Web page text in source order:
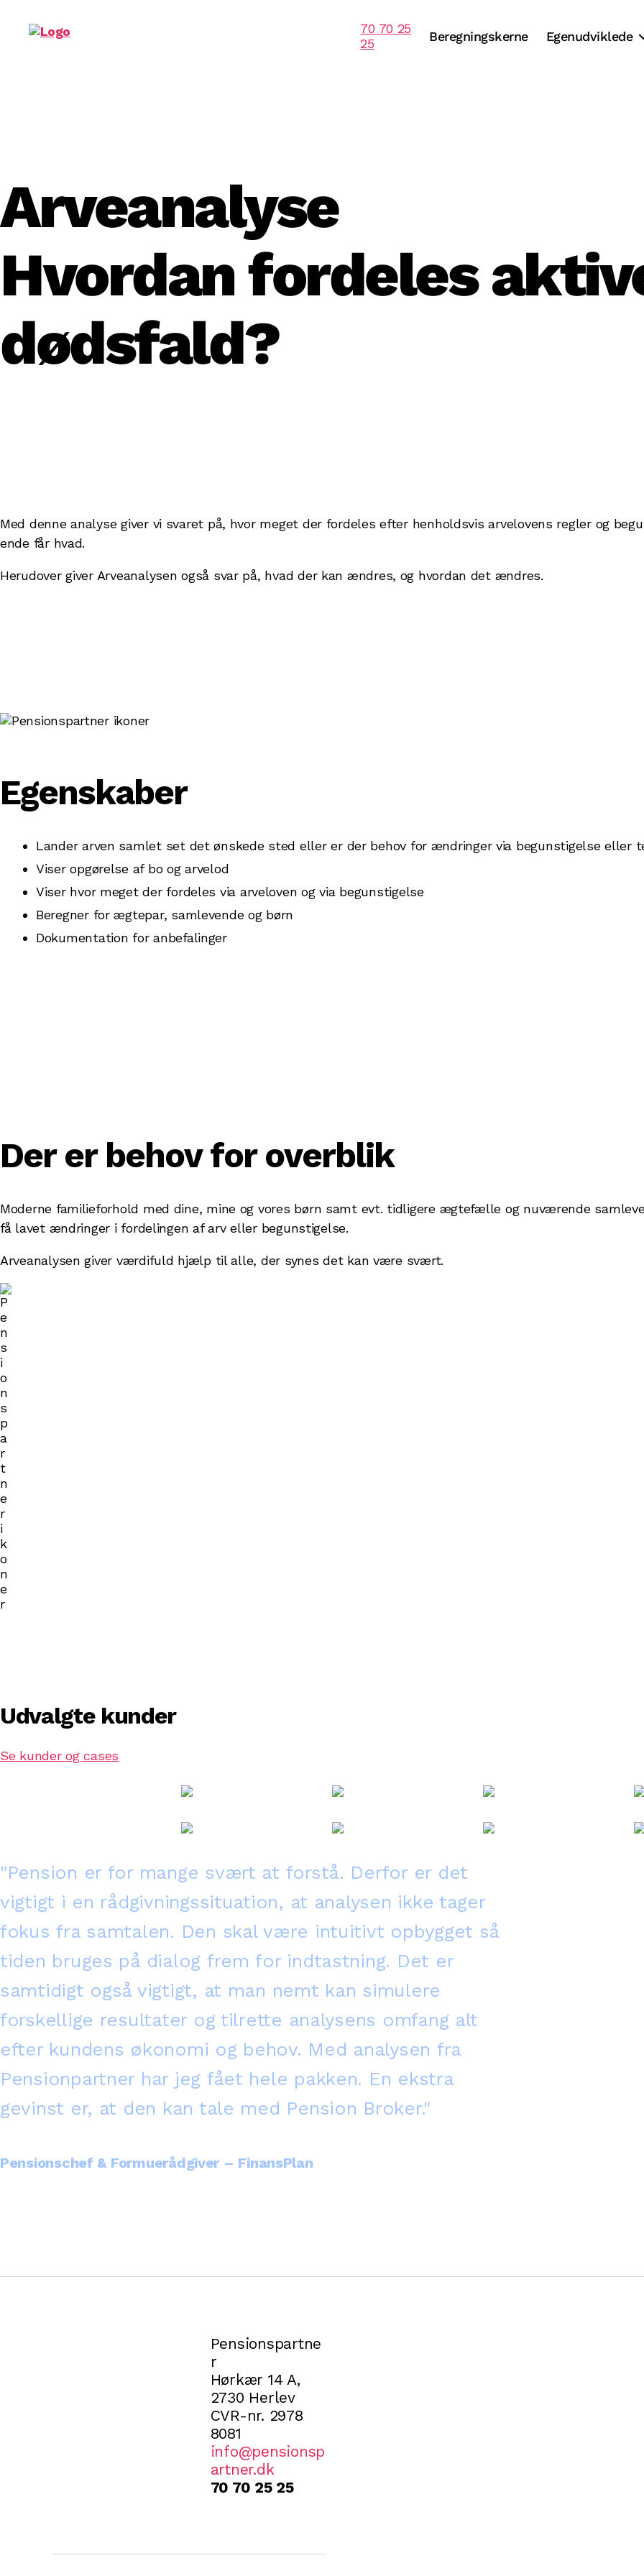
70 70 25
25
Beregningskerne Egenudviklede
Arveanalyse
Hvordan fordeles
dødsfald?
Med denne analyse giver vi svaret på, hvor meget der fordeles efter henholdsvis arvelovens regler og
ende får hvad.
Herudover giver Arveanalysen også svar på, hvad der kan ændres, og hvordan det ændres.
Egenskaber
Lander arven samlet set det ønskede sted eller er der behov for ændringer via begunstigelse eller
Viser opgørelse af bo og arvelod
Viser hvor meget der fordeles via arveloven og via begunstigelse
Beregner for ægtepar, samlevende og børn
Dokumentation for anbefalinger
Der er behov for overblik
Moderne familieforhold med dine, mine og vores børn samt evt. tidligere ægtefælle og nuværende
få lavet ændringer i fordelingen af arv eller begunstigelse.
Arveanalysen giver værdifuld hjælp til alle, der synes det kan være svært.
Udvalgte kunder
Se kunder og cases
"Pension er for mange svært at forstå. Derfor er det
vigtigt i en rådgivningssituation, at analysen ikke tager
fokus fra samtalen. Den skal være intuitivt opbygget så
tiden bruges på dialog frem for indtastning. Det er
samtidigt også vigtigt, at man nemt kan simulere
forskellige resultater og tilrette analysens omfang alt
efter kundens økonomi og behov. Med analysen fra
Pensionpartner har jeg fået hele pakken. En ekstra
gevinst er, at den kan tale med Pension Broker."
Pensionschef & Formuerådgiver – FinansPlan
Pensionspartne
r
Hørkær 14 A,
2730 Herlev
CVR-nr. 2978
8081
info@pensionsp
artner.dk
70 70 25 25